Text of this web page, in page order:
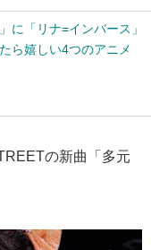
に「リナ=インバース」
嬉しい4つのアニメ
の新曲「多元